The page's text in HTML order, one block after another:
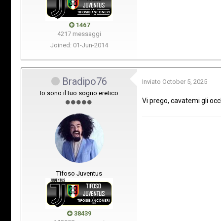
1467
4217 messaggi
Joined: 01-Jun-2014
Bradipo76
Io sono il tuo sogno eretico
Tifoso Juventus
38439
Inviato October 5, 2025
Vi prego, cavatemi gli